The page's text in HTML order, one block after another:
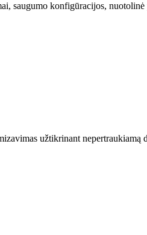
saugumo konfigūracijos, nuotolinė
užtikrinant nepertraukiamą